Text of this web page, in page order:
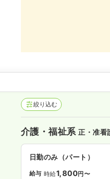
絞り込む
介護・福祉系正・准看
日勤のみ（パート）
給与 時給1,800円〜